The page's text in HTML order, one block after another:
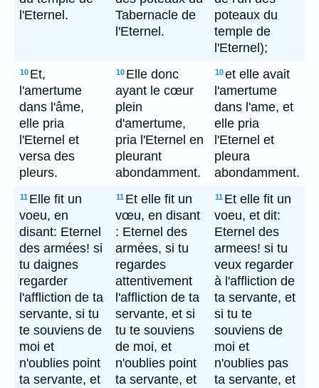
l'Eternel.
Tabernacle de
l'Eternel.
poteaux du
temple de
l'Eternel);
10 Et,
l'amertume
dans l'âme,
elle pria
l'Eternel et
versa des
pleurs.
10 Elle donc
ayant le cœur
plein
d'amertume,
pria l'Eternel en
pleurant
abondamment.
10et elle avait
l'amertume
dans l'ame, et
elle pria
l'Eternel et
pleura
abondamment.
11 Elle fit un
voeu, en
disant: Eternel
des armées! si
tu daignes
regarder
l'affliction de ta
servante, si tu
te souviens de
moi et
n'oublies point
ta servante, et
11 Et elle fit un
vœu, en disant
: Eternel des
armées, si tu
regardes
attentivement
l'affliction de ta
servante, et si
tu te souviens
de moi, et
n'oublies point
ta servante, et
11 Et elle fit un
voeu, et dit:
Eternel des
armees! si tu
veux regarder
à l'affliction de
ta servante, et
si tu te
souviens de
moi et
n'oublies pas
ta servante, et